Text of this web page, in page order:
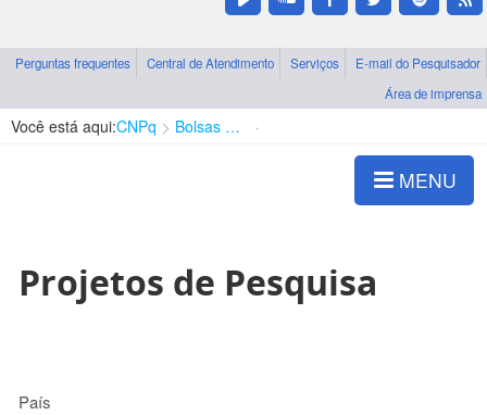
Perguntas frequentes Central de Atendimento Serviços
E-mail do Pesquisador
Área de imprensa
Você está aqui:CNPq Bolsas e Auxílios Vigentes
MENU
Projetos de Pesquisa
País